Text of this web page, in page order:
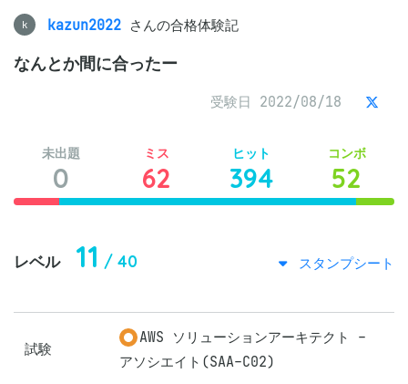
k kazun2022 さんの合格体験記
なんとか間に合ったー
受験日 2022/08/18
未出題
0
ミス
62
ヒット
394
コンボ
52
レベル 11 / 40 スタンプシート
試験
AWS ソリューションアーキテクト -
アソシエイト(SAA-C02)